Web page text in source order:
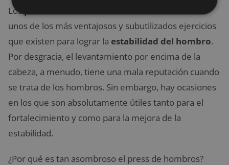
Los
unos de los más ventajosos y subutilizados ejercicios
que existen para lograr la estabilidad del hombro.
Por desgracia, el levantamiento por encima de la
cabeza, a menudo, tiene una mala reputación cuando
se trata de los hombros. Sin embargo, hay ocasiones
en los que son absolutamente útiles tanto para el
fortalecimiento y como para la mejora de la
estabilidad.
¿Por qué es tan asombroso el press de hombros?